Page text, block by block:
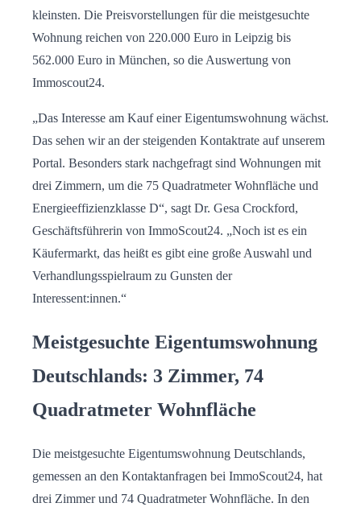
kleinsten. Die Preisvorstellungen für die meistgesuchte
Wohnung reichen von 220.000 Euro in Leipzig bis
562.000 Euro in München, so die Auswertung von
Immoscout24.
„Das Interesse am Kauf einer Eigentumswohnung wächst.
Das sehen wir an der steigenden Kontaktrate auf unserem
Portal. Besonders stark nachgefragt sind Wohnungen mit
drei Zimmern, um die 75 Quadratmeter Wohnfläche und
Energieeffizienzklasse D“, sagt Dr. Gesa Crockford,
Geschäftsführerin von ImmoScout24. „Noch ist es ein
Käufermarkt, das heißt es gibt eine große Auswahl und
Verhandlungsspielraum zu Gunsten der
Interessent:innen.“
Meistgesuchte Eigentumswohnung
Deutschlands: 3 Zimmer, 74
Quadratmeter Wohnfläche
Die meistgesuchte Eigentumswohnung Deutschlands,
gemessen an den Kontaktanfragen bei ImmoScout24, hat
drei Zimmer und 74 Quadratmeter Wohnfläche. In den